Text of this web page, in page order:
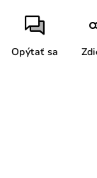
Opýtať sa